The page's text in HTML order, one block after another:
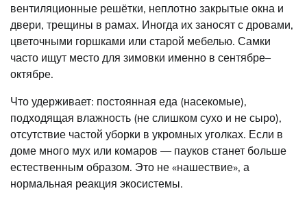
вентиляционные решётки, неплотно закрытые окна и
двери, трещины в рамах. Иногда их заносят с дровами,
цветочными горшками или старой мебелью. Самки
часто ищут место для зимовки именно в сентябре–
октябре.
Что удерживает: постоянная еда (насекомые),
подходящая влажность (не слишком сухо и не сыро),
отсутствие частой уборки в укромных уголках. Если в
доме много мух или комаров — пауков станет больше
естественным образом. Это не «нашествие», а
нормальная реакция экосистемы.